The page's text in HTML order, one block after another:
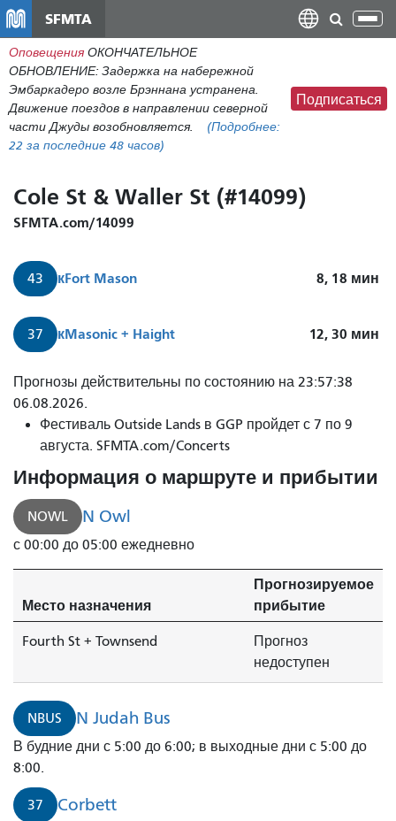
содержанию
SFMTA
Оповещения ОКОНЧАТЕЛЬНОЕ
ОБНОВЛЕНИЕ: Задержка на набережной
Эмбаркадеро возле Брэннана устранена.
Движение поездов в направлении северной
части Джуды возобновляется.
(Подробнее:
22 за последние 48 часов)
Подписаться
Cole St & Waller St (#14099)
SFMTA.com/14099
43 кFort Mason 8, 18 мин
37 кMasonic + Haight 12, 30 мин
Прогнозы действительны по состоянию на 23:57:38
06.08.2026.
Фестиваль Outside Lands в GGP пройдет с 7 по 9
августа. SFMTA.com/Concerts
Информация о маршруте и прибытии
NOWL N Owl
с 00:00 до 05:00 ежедневно
Место назначения
Прогнозируемое
прибытие
Fourth St + Townsend
Прогноз
недоступен
NBUS N Judah Bus
В будние дни с 5:00 до 6:00; в выходные дни с 5:00 до
8:00.
37 Corbett